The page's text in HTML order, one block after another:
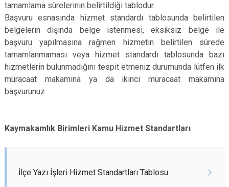
Kaynarca
Kocaali
Erenler
Serdivan
tamamlama sürelerinin belirtildiği tablodur.
Başvuru esnasında hizmet standardı tablosunda belirtilen
belgelerin dışında belge istenmesi, eksiksiz belge ile
başvuru yapılmasına rağmen hizmetin belirtilen sürede
tamamlanmaması veya hizmet standardı tablosunda bazı
hizmetlerin bulunmadığını tespit etmeniz durumunda lütfen ilk
müracaat makamına ya da ikinci müracaat makamına
başvurunuz.
Kaymakamlık Birimleri Kamu Hizmet Standartları
İlçe Yazı İşleri Hizmet Standartları Tablosu